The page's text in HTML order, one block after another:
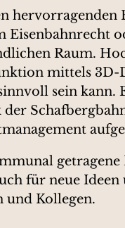
Eisenbahnrecht
Raum.
mittels
sein kann.
getragene
für neue Ideen
und Kollegen.